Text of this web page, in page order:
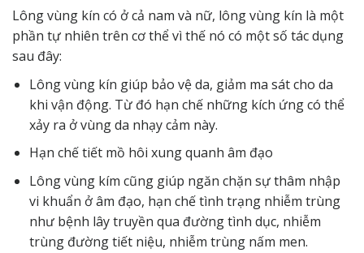
Lông vùng kín có ở cả nam và nữ, lông vùng kín là một
phần tự nhiên trên cơ thể vì thế nó có một số tác dụng
sau đây:
Lông vùng kín giúp bảo vệ da, giảm ma sát cho da
khi vận động. Từ đó hạn chế những kích ứng có thể
xảy ra ở vùng da nhạy cảm này.
Hạn chế tiết mồ hôi xung quanh âm đạo
Lông vùng kím cũng giúp ngăn chặn sự thâm nhập
vi khuẩn ở âm đạo, hạn chế tình trạng nhiễm trùng
như bệnh lây truyền qua đường tình dục, nhiễm
trùng đường tiết niệu, nhiễm trùng nấm men.